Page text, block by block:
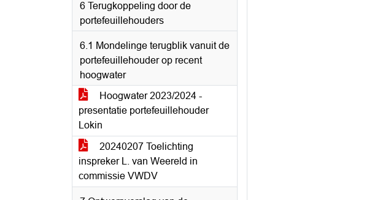
6 Terugkoppeling door de
portefeuillehouders
6.1 Mondelinge terugblik vanuit de
portefeuillehouder op recent
hoogwater
Hoogwater 2023/2024 -
presentatie portefeuillehouder
Lokin
20240207 Toelichting
inspreker L. van Weereld in
commissie VWDV